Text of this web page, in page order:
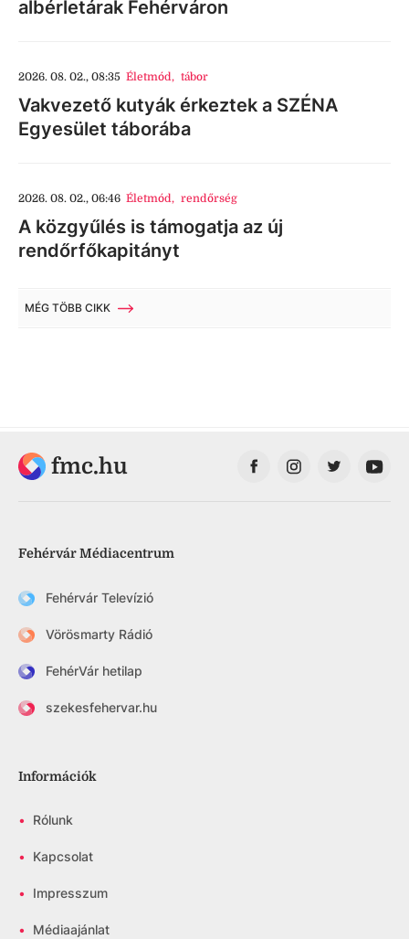
albérletárak Fehérváron
2026. 08. 02., 08:35 Életmód, tábor
Vakvezető kutyák érkeztek a SZÉNA
Egyesület táborába
2026. 08. 02., 06:46 Életmód, rendőrség
A közgyűlés is támogatja az új
rendőrfőkapitányt
MÉG TÖBB CIKK
fmc.hu
Fehérvár Médiacentrum
Fehérvár Televízió
Vörösmarty Rádió
FehérVár hetilap
szekesfehervar.hu
Információk
• Rólunk
• Kapcsolat
• Impresszum
• Médiaajánlat